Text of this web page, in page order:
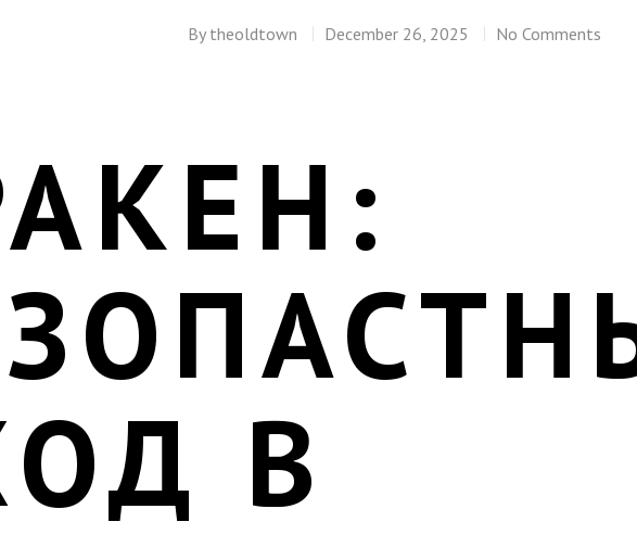
By theoldtown December 26, 2025 No Comments
В